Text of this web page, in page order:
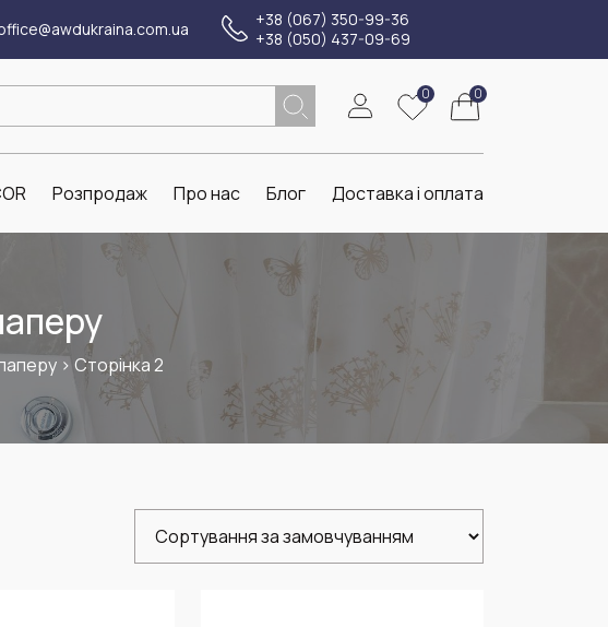
+38 (067) 350-99-36
+38 (050) 437-09-69
0 0
Розпродаж Про нас Блог Доставка і оплата
>Сторінка 2